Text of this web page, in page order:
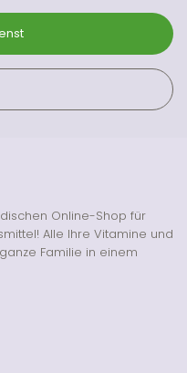
Online-Shop für
Alle Ihre Vitamine und
Familie in einem